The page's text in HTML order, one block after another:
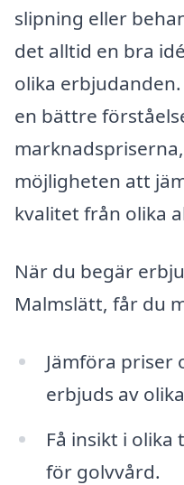
slipning eller
det alltid en bra
olika
en bättre
möjligheten att
kvalitet från olika
När du begär
Malmslätt, får du
Jämföra priser
erbjuds av
Få insikt i
för golvvård.